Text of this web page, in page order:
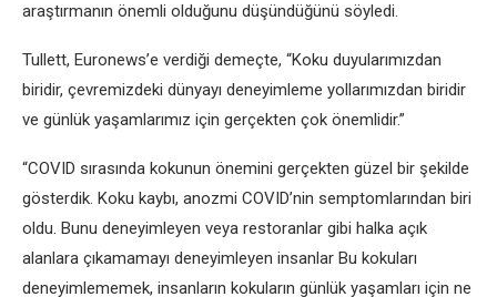
araştırmanın önemli olduğunu düşündüğünü söyledi.
Tullett, Euronews’e verdiği demeçte, “Koku duyularımızdan
biridir, çevremizdeki dünyayı deneyimleme yollarımızdan biridir
ve günlük yaşamlarımız için gerçekten çok önemlidir.”
“COVID sırasında kokunun önemini gerçekten güzel bir şekilde
gösterdik. Koku kaybı, anozmi COVID’nin semptomlarından biri
oldu. Bunu deneyimleyen veya restoranlar gibi halka açık
alanlara çıkamamayı deneyimleyen insanlar Bu kokuları
deneyimlememek, insanların kokuların günlük yaşamları için ne